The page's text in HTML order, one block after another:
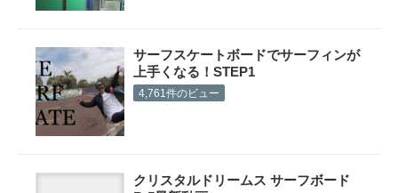
サーフスケートボードでサーフィンが
上手くなる！STEP1
4,761件のビュー
クリスタルドリームス サーフボード